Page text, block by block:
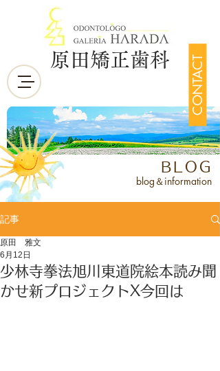
CONTACT
原田矯正歯科
BLOG
blog＆information
記事
少林寺拳法旭川東道院絵本読み聞
かせ新プロジェクトX今回は
原田 雅文
6月12日